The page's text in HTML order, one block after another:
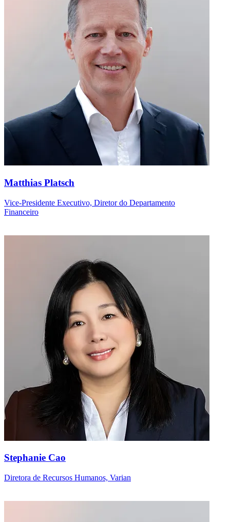
Matthias Platsch
Vice-Presidente Executivo, Diretor do Departamento
Financeiro
Stephanie Cao
Diretora de Recursos Humanos, Varian